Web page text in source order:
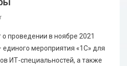
проведении в ноябре 2021
мероприятия «1С» для
ИТ-специальностей, а также